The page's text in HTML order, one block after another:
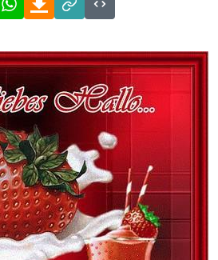
Link
Code